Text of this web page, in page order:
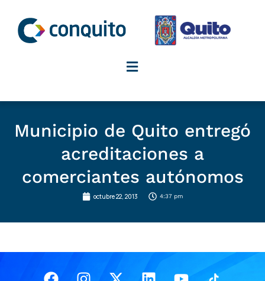
contenido
Municipio de Quito entregó
acreditaciones a
comerciantes autónomos
octubre 22, 2013 4:37 pm
FacebookInstagram
X- LinkedinYoutube